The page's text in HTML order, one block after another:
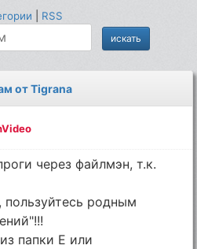
RSS
от Tigranа
через файлмэн, т.к.
пользуйтесь родным
папки E или